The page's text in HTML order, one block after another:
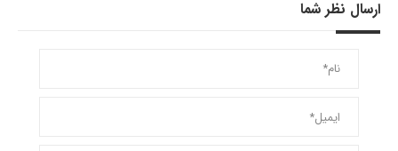
ارسال نظر شما